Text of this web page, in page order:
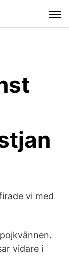
vi med
vidare i